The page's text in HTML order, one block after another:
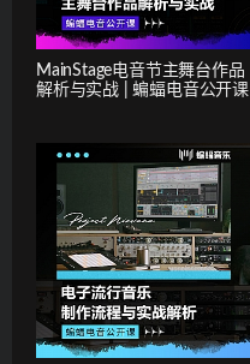
MainStage电音节主舞台作品
解析与实战 | 蝙蝠电音公开课